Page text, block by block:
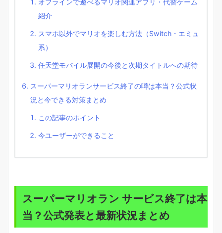
紹介
スマホ以外でマリオを楽しむ方法（Switch・エミュ
系）
任天堂モバイル展開の今後と次期タイトルへの期待
スーパーマリオランサービス終了の噂は本当？公式状
況と今できる対策まとめ
この記事のポイント
今ユーザーができること
スーパーマリオラン サービス終了は本
当？公式発表と最新状況まとめ